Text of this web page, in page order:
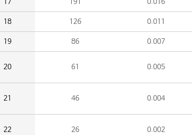
18 126 0.011
19 86 0.007
20 61 0.005
21 46 0.004
22 26 0.002